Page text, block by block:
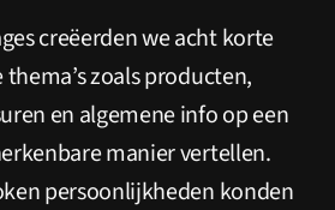
creëerden we acht korte
zoals producten,
en algemene info op een
manier vertellen.
persoonlijkheden konden